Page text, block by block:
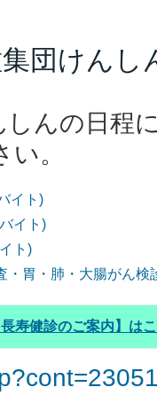
団けんし
んの日程
。
イト)
イト)
ト)
・胃・肺・大腸がん検
寿健診のご案内】は